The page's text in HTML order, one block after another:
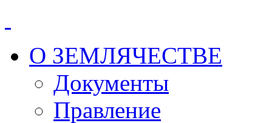
О ЗЕМЛЯЧЕСТВЕ
Документы
Правление